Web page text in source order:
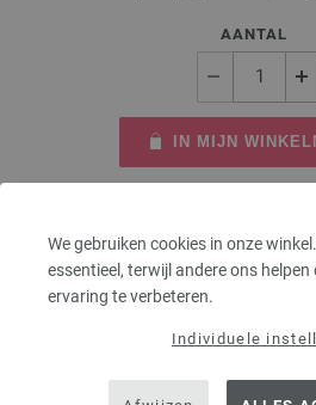
We gebruiken cookies in onze
essentieel, terwijl andere ons helpen
ervaring te verbeteren.
Individuele
AANTAL
IN MIJN